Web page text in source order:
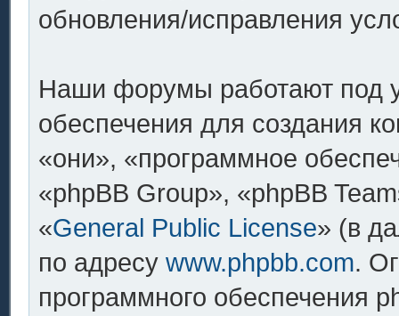
обновления/исправления
Наши форумы работают под
обеспечения для создания
«они», «программное
«phpBB Group», «phpBB
«General Public License» (в
по адресу www.phpbb.com.
программного обеспечения